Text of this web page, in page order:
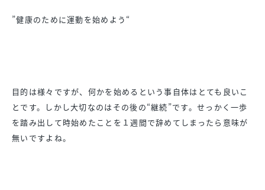
”健康のために運動を始めよう“
目的は様々ですが、 何かを始めるという事自体はとても良いこ
とです。
しかし大切なのはその後の“継続”です。 せっかく一歩
を踏み出して時始めたことを１週間で辞めてしまった ら意味が
無いですよね。